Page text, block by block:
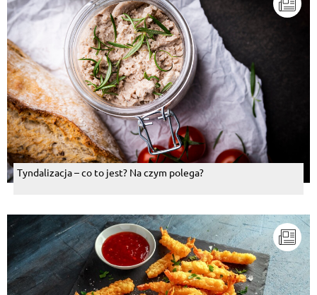
Tyndalizacja – co to jest? Na czym polega?